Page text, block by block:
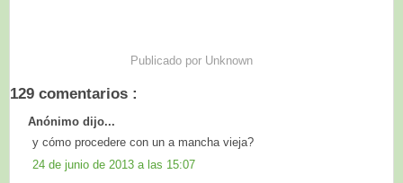
Publicado por Unknown
129 comentarios :
Anónimo dijo...
y cómo procedere con un a mancha vieja?
24 de junio de 2013 a las 15:07